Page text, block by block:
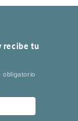
recibe tu
obligatorio